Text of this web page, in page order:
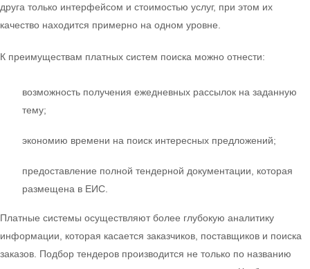
друга только интерфейсом и стоимостью услуг, при этом их
качество находится примерно на одном уровне.
К преимуществам платных систем поиска можно отнести:
возможность получения ежедневных рассылок на заданную
тему;
экономию времени на поиск интересных предложений;
предоставление полной тендерной документации, которая
размещена в ЕИС.
Платные системы осуществляют более глубокую аналитику
информации, которая касается заказчиков, поставщиков и поиска
заказов. Подбор тендеров производится не только по названию